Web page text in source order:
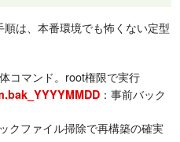
は、本番環境でも怖くない定型
コマンド。root権限で実行
：事前バック
クファイル掃除で再構築の確実